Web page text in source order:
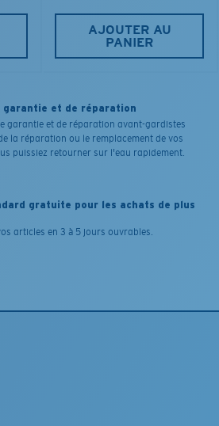
AJOUTER AU
PANIER
garantie et de réparation
garantie et de réparation avant-gardistes
la réparation ou le remplacement de vos
puissiez retourner sur l'eau rapidement.
gratuite pour les achats de plus
articles en 3 à 5 jours ouvrables.